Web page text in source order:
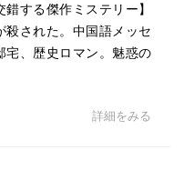
がもたらした件（一族
が面白かったし、本編も
は結局二の次になってし
そうすぎて……とばっち
する傑作ミステリー】
殺された。中国語メッセ
宅、歴史ロマン。魅惑の
詳細をみる